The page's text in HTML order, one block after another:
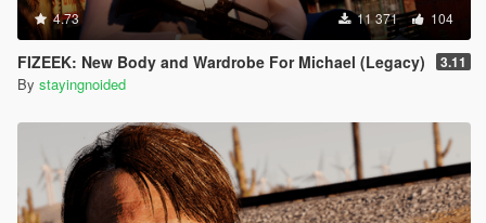
4.73 11 371 104
FIZEEK: New Body and Wardrobe For Michael (Legacy) 3.11
By stayingnoided